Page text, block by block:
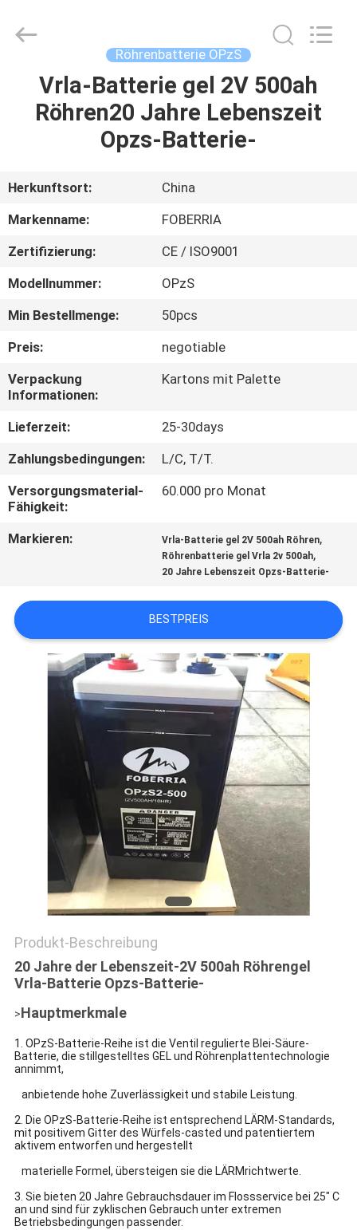
HAUS
PRODUKTE
VIDEOS
UNS
FABRIK-
AUSFLUG
QUALITÄTSKONTROLLE
SIE
MIT
NACHRICHTEN
FÄLLE
Copyright
battery.com.
Röhrenbatterie OPzS
Vrla-Batterie gel 2V 500ah
Röhren20 Jahre Lebenszeit
Opzs-Batterie-
Herkunftsort:
China
Markenname:
FOBERRIA
Zertifizierung:
CE / ISO9001
Modellnummer:
OPzS
Min Bestellmenge:
50pcs
Preis:
negotiable
Verpackung
Informationen:
Kartons mit Palette
Lieferzeit:
25-30days
Zahlungsbedingungen:
L/C, T/T.
Versorgungsmaterial-
Fähigkeit:
60.000 pro Monat
Markieren: Vrla-Batterie gel 2V 500ah Röhren,
Röhrenbatterie gel Vrla 2v 500ah,
20 Jahre Lebenszeit Opzs-Batterie-
BESTPREIS
Produkt-Beschreibung
20 Jahre der Lebenszeit-2V 500ah Röhrengel
Vrla-Batterie Opzs-Batterie-
>Hauptmerkmale
1. OPzS-Batterie-Reihe ist die Ventil regulierte Blei-Säure-
Batterie, die stillgestelltes GEL und Röhrenplattentechnologie
annimmt,
anbietende hohe Zuverlässigkeit und stabile Leistung.
2. Die OPzS-Batterie-Reihe ist entsprechend LÄRM-Standards,
mit positivem Gitter des Würfels-casted und patentiertem
aktivem entworfen und hergestellt
materielle Formel, übersteigen sie die LÄRMrichtwerte.
3. Sie bieten 20 Jahre Gebrauchsdauer im Flossservice bei 25" C
an und sind für zyklischen Gebrauch unter extremen
Betriebsbedingungen passender.